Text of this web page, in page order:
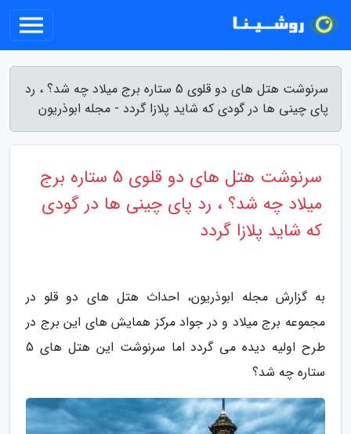
سرنوشت هتل های دو قلوی 5 ستاره برج میلاد چه شد؟ ، رد
پای چینی ها در گودی که شاید پلازا گردد - مجله ابوذریون
سرنوشت هتل های دو قلوی 5 ستاره برج
میلاد چه شد؟ ، رد پای چینی ها در گودی
که شاید پلازا گردد
به گزارش مجله ابوذریون، احداث هتل های دو قلو در
مجموعه برج میلاد و در جواد مرکز همایش های این برج در
طرح اولیه دیده می گردد اما سرنوشت این هتل های 5
ستاره چه شد؟